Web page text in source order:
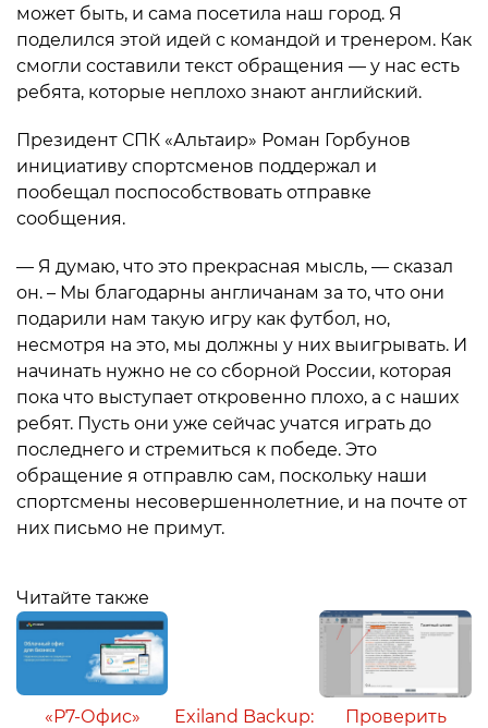
может быть, и сама посетила наш город. Я
поделился этой идей с командой и тренером. Как
смогли составили текст обращения — у нас есть
ребята, которые неплохо знают английский.
Президент СПК «Альтаир» Роман Горбунов
инициативу спортсменов поддержал и
пообещал поспособствовать отправке
сообщения.
— Я думаю, что это прекрасная мысль, — сказал
он. – Мы благодарны англичанам за то, что они
подарили нам такую игру как футбол, но,
несмотря на это, мы должны у них выигрывать. И
начинать нужно не со сборной России, которая
пока что выступает откровенно плохо, а с наших
ребят. Пусть они уже сейчас учатся играть до
последнего и стремиться к победе. Это
обращение я отправлю сам, поскольку наши
спортсмены несовершеннолетние, и на почте от
них письмо не примут.
Читайте также
«Р7-Офис»
Exiland Backup:
Проверить